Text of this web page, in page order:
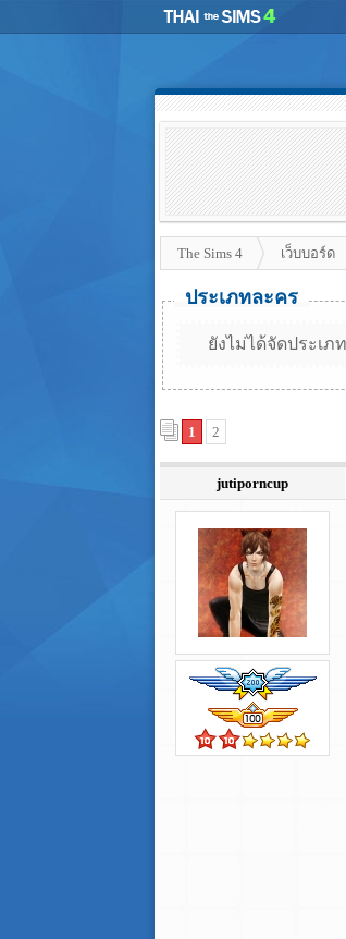
The Sims 4 เว็บบอร์ด
ประเภทละคร
ยังไม่ได้จัดประเภ
1 2
jutiporncup